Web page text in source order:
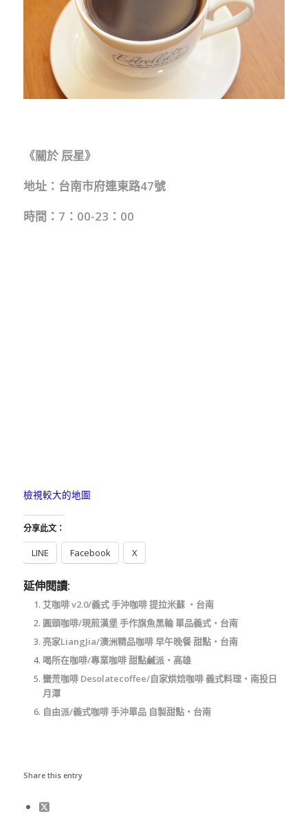
《關於 辰星》
地址：台南市府連東路47號
時間：7：00-23：00
檢視較大的地圖
分享此文：
LINE Facebook X
延伸閱讀:
艾咖啡 v2.0/義式 手沖咖啡 提拉米蘇 ‧台南
圓頭咖啡/現煎漢堡 手作旗魚黑輪 單品義式‧台南
亮家LiangJia/澳洲精品咖啡 早午晚餐 甜點‧台南
喝所在咖啡/專業咖啡 甜點鹹派‧高雄
蠻荒咖啡 Desolatecoffee/自家烘焙咖啡 義式料理‧南投日
月潭
自由派/義式咖啡 手沖單品 自製甜點‧台南
Share this entry